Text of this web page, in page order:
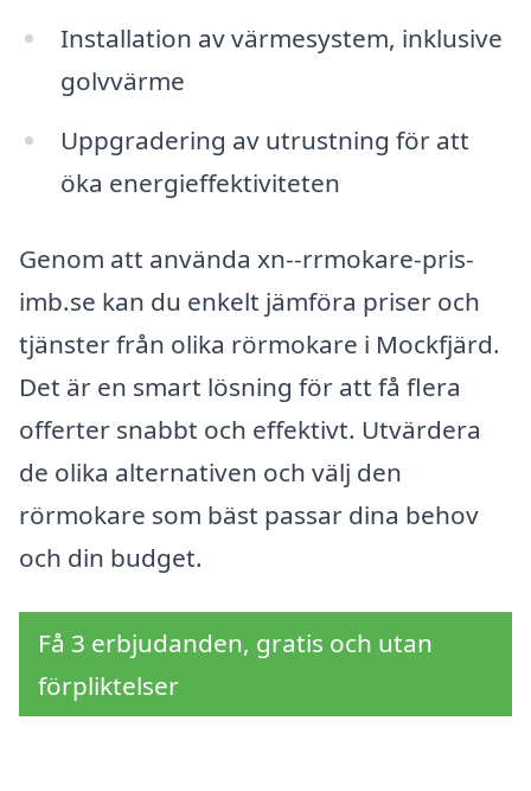
Installation av värmesystem, inklusive
golvvärme
Uppgradering av utrustning för att
öka energieffektiviteten
Genom att använda xn--rrmokare-pris-
imb.se kan du enkelt jämföra priser och
tjänster från olika rörmokare i Mockfjärd.
Det är en smart lösning för att få flera
offerter snabbt och effektivt. Utvärdera
de olika alternativen och välj den
rörmokare som bäst passar dina behov
och din budget.
Få 3 erbjudanden, gratis och utan
förpliktelser